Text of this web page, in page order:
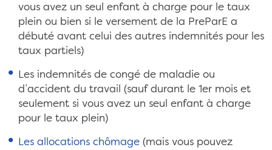
vous avez un seul enfant à charge pour le taux
plein ou bien si le versement de la PreParE a
débuté avant celui des autres indemnités pour les
taux partiels)
Les indemnités de congé de maladie ou
d’accident du travail (sauf durant le 1er mois et
seulement si vous avez un seul enfant à charge
pour le taux plein)
Les allocations chômage (mais vous pouvez